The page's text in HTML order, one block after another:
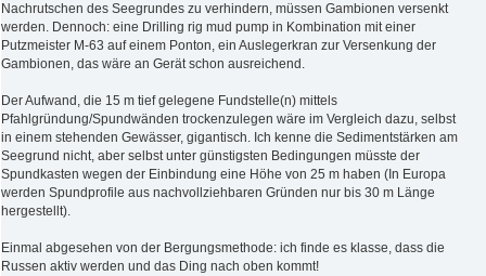
Nachrutschen des Seegrundes zu verhindern, müssen Gambionen versenkt
werden. Dennoch: eine Drilling rig mud pump in Kombination mit einer
Putzmeister M-63 auf einem Ponton, ein Auslegerkran zur Versenkung der
Gambionen, das wäre an Gerät schon ausreichend.
Der Aufwand, die 15 m tief gelegene Fundstelle(n) mittels
Pfahlgründung/Spundwänden trockenzulegen wäre im Vergleich dazu, selbst
in einem stehenden Gewässer, gigantisch. Ich kenne die Sedimentstärken am
Seegrund nicht, aber selbst unter günstigsten Bedingungen müsste der
Spundkasten wegen der Einbindung eine Höhe von 25 m haben (In Europa
werden Spundprofile aus nachvollziehbaren Gründen nur bis 30 m Länge
hergestellt).
Einmal abgesehen von der Bergungsmethode: ich finde es klasse, dass die
Russen aktiv werden und das Ding nach oben kommt!